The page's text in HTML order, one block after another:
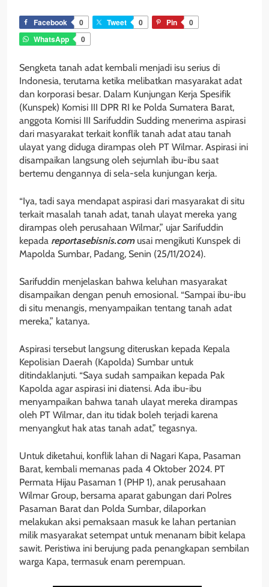
Facebook 0 Tweet 0 Pin
0
WhatsApp
0
Sengketa tanah adat kembali menjadi isu serius di
Indonesia, terutama ketika melibatkan masyarakat adat
dan korporasi besar. Dalam Kunjungan Kerja Spesifik
(Kunspek) Komisi III DPR RI ke Polda Sumatera Barat,
anggota Komisi III Sarifuddin Sudding menerima aspirasi
dari masyarakat terkait konflik tanah adat atau tanah
ulayat yang diduga dirampas oleh PT Wilmar. Aspirasi ini
disampaikan langsung oleh sejumlah ibu-ibu saat
bertemu dengannya di sela-sela kunjungan kerja.
“Iya, tadi saya mendapat aspirasi dari masyarakat di situ
terkait masalah tanah adat, tanah ulayat mereka yang
dirampas oleh perusahaan Wilmar,” ujar Sarifuddin
kepada reportasebisnis.com usai mengikuti Kunspek di
Mapolda Sumbar, Padang, Senin (25/11/2024).
Sarifuddin menjelaskan bahwa keluhan masyarakat
disampaikan dengan penuh emosional. “Sampai ibu-ibu
di situ menangis, menyampaikan tentang tanah adat
mereka,” katanya.
Aspirasi tersebut langsung diteruskan kepada Kepala
Kepolisian Daerah (Kapolda) Sumbar untuk
ditindaklanjuti. “Saya sudah sampaikan kepada Pak
Kapolda agar aspirasi ini diatensi. Ada ibu-ibu
menyampaikan bahwa tanah ulayat mereka dirampas
oleh PT Wilmar, dan itu tidak boleh terjadi karena
menyangkut hak atas tanah adat,” tegasnya.
Untuk diketahui, konflik lahan di Nagari Kapa, Pasaman
Barat, kembali memanas pada 4 Oktober 2024. PT
Permata Hijau Pasaman 1 (PHP 1), anak perusahaan
Wilmar Group, bersama aparat gabungan dari Polres
Pasaman Barat dan Polda Sumbar, dilaporkan
melakukan aksi pemaksaan masuk ke lahan pertanian
milik masyarakat setempat untuk menanam bibit kelapa
sawit. Peristiwa ini berujung pada penangkapan sembilan
warga Kapa, termasuk enam perempuan.